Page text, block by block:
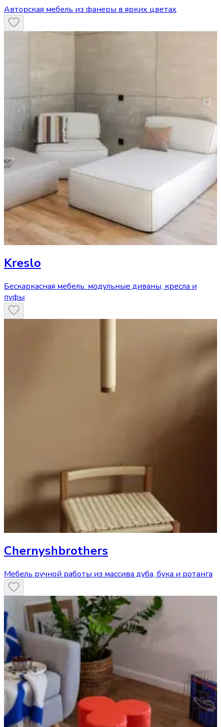
Авторская мебель из фанеры в ярких цветах
Kreslo
Бескаркасная мебель: модульные диваны, кресла и
пуфы
Chernyshbrothers
Мебель ручной работы из массива дуба, бука и ротанга